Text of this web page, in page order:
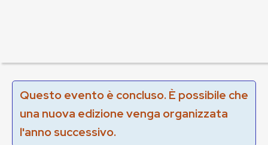
Questo evento è concluso. È possibile che
una nuova edizione venga organizzata
l'anno successivo.